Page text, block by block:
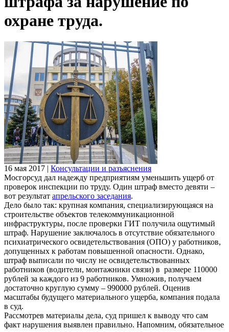
охране труда.
16 мая 2017 | Консультации и разъяснения
Мосгорсуд дал надежду предприятиям уменьшить ущерб от
проверок инспекции по труду. Один штраф вместо девяти –
вот результат апрельского заседания.
Дело было так: крупная компания, специализирующаяся на
строительстве объектов телекоммуникационной
инфраструктуры, после проверки ГИТ получила ощутимый
штраф. Нарушение заключалось в отсутствие обязательного
психиатрического освидетельствования (ОПО) у работников,
допущенных к работам повышенной опасности. Однако,
штраф выписали по числу не освидетельствованных
работников (водители, монтажники связи) в размере 110000
рублей за каждого из 9 работников. Умножив, получаем
достаточно круглую сумму – 990000 рублей. Оценив
масштабы будущего материального ущерба, компания подала
в суд.
Рассмотрев материалы дела, суд пришел к выводу что сам
факт нарушения выявлен правильно. Напомним, обязательное